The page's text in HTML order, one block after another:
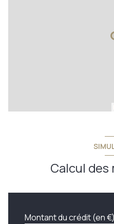
Calcul des
Montant du crédit (en